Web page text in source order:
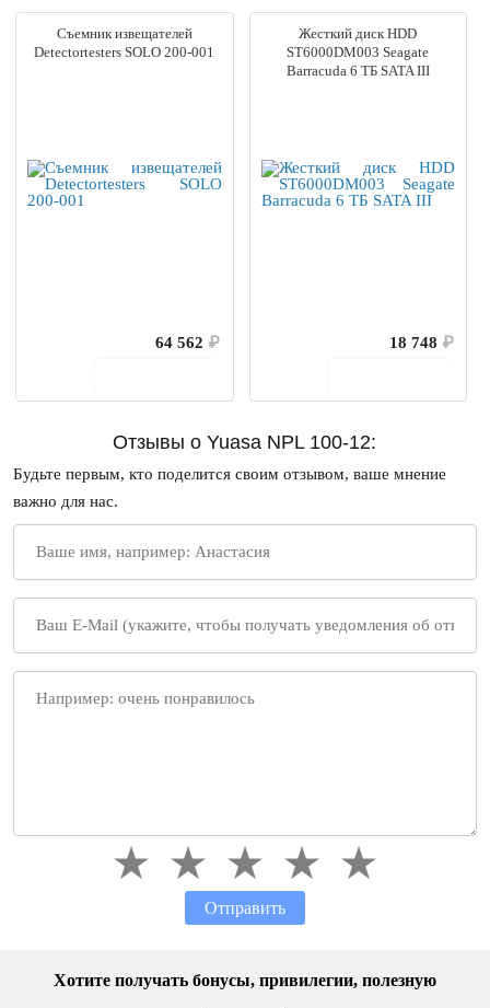
Съемник извещателей
Detectortesters SOLO 200-001
64 562 ₽
Жесткий диск HDD
ST6000DM003 Seagate
Barracuda 6 ТБ SATA III
18 748 ₽
Отзывы о Yuasa NPL 100-12:
Будьте первым, кто поделится своим отзывом, ваше мнение
важно для нас.
Отправить
Хотите получать бонусы, привилегии, полезную